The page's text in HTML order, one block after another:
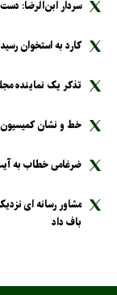
سردار ابن‌الرضا:
کارد به استخوان
تذکر یک نماینده
خط و نشان کمیسیون
ضرغامی خطاب به
مشاور رسانه ای
باف داد